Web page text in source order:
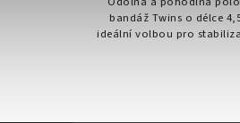
bandáž Twins o délce
ideální volbou pro